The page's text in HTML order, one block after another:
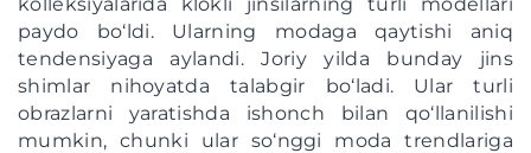
paydo bo‘ldi. Ularning modaga qaytishi aniq
tendensiyaga aylandi. Joriy yilda bunday jins
shimlar nihoyatda talabgir bo‘ladi. Ular turli
obrazlarni yaratishda ishonch bilan qo‘llanilishi
mumkin, chunki ular so‘nggi moda trendlariga